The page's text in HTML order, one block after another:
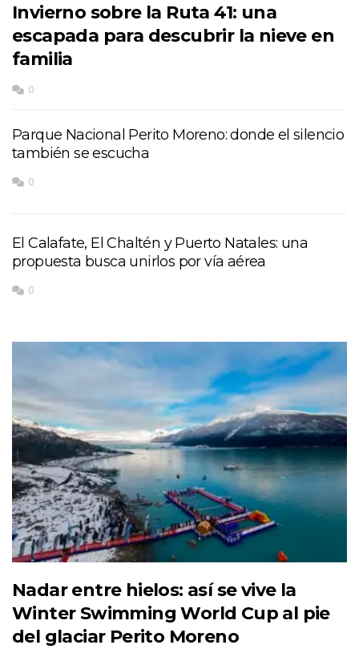
Invierno sobre la Ruta 41: una
escapada para descubrir la nieve en
familia
0
Parque Nacional Perito Moreno: donde el silencio
también se escucha
0
El Calafate, El Chaltén y Puerto Natales: una
propuesta busca unirlos por vía aérea
0
Nadar entre hielos: así se vive la
Winter Swimming World Cup al pie
del glaciar Perito Moreno